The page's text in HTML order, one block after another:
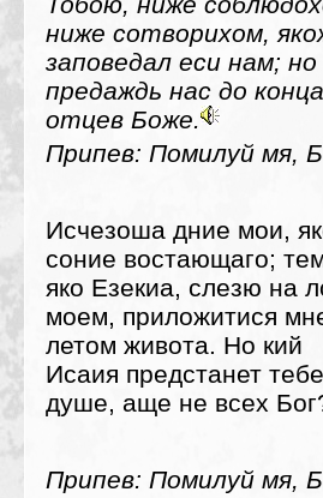
ниже сотворихом,
заповедал еси нам; но
предаждь нас до
отцев Боже.
Припев: Помилуй мя,
Исчезоша дние мои,
соние востающаго;
яко Езекиа, слезю на
моем, приложитися
летом живота. Но кий
Исаия предстанет
душе, аще не всех
Припев: Помилуй мя,